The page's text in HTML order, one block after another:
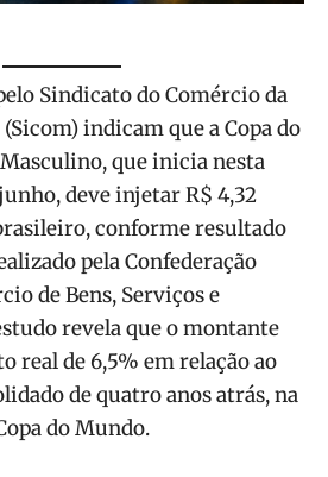
Sindicato do Comércio da
(Sicom) indicam que a Copa do
que inicia nesta
deve injetar R$ 4,32
conforme resultado
pela Confederação
de Bens, Serviços e
revela que o montante
real de 6,5% em relação ao
de quatro anos atrás, na
do Mundo.